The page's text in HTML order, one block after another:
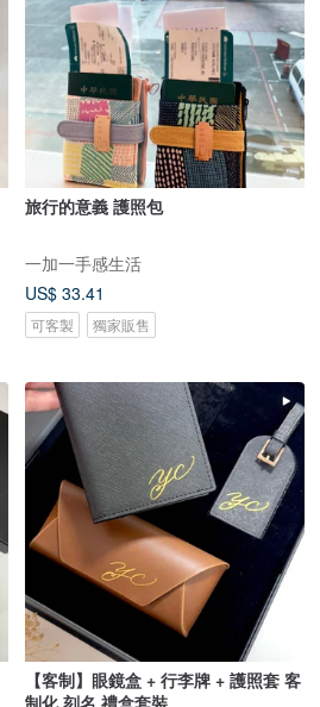
旅行的意義 護照包
一加一手感生活
US$ 33.41
可客製 獨家販售
【客制】眼鏡盒 + 行李牌 + 護照套 客